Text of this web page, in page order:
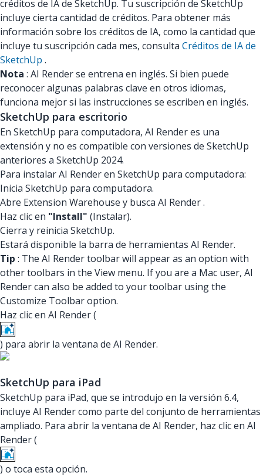
créditos de IA de SketchUp. Tu suscripción de SketchUp
incluye cierta cantidad de créditos. Para obtener más
información sobre los créditos de IA, como la cantidad que
incluye tu suscripción cada mes, consulta Créditos de IA de
SketchUp .
Nota : AI Render se entrena en inglés. Si bien puede
reconocer algunas palabras clave en otros idiomas,
funciona mejor si las instrucciones se escriben en inglés.
SketchUp para escritorio
En SketchUp para computadora, AI Render es una
extensión y no es compatible con versiones de SketchUp
anteriores a SketchUp 2024.
Para instalar AI Render en SketchUp para computadora:
Inicia SketchUp para computadora.
Abre Extension Warehouse y busca AI Render.
Haz clic en "Install" (Instalar).
Cierra y reinicia SketchUp.
Estará disponible la barra de herramientas AI Render.
Tip : The AI Render toolbar will appear as an option with
other toolbars in the View menu. If you are a Mac user, AI
Render can also be added to your toolbar using the
Customize Toolbar option.
Haz clic en AI Render (
) para abrir la ventana de AI Render.
SketchUp para iPad
SketchUp para iPad, que se introdujo en la versión 6.4,
incluye AI Render como parte del conjunto de herramientas
ampliado. Para abrir la ventana de AI Render, haz clic en AI
Render (
) o toca esta opción.